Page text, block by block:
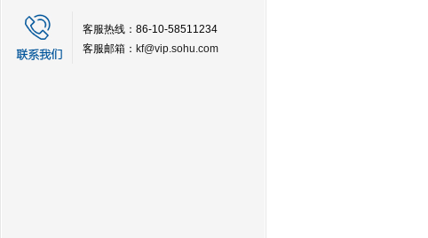
客服热线：86-10-58511234
客服邮箱： kf@vip.sohu.com